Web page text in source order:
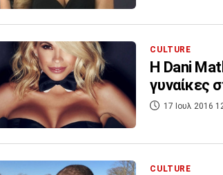
CULTURE
Η Dani
γυναίκες
17 Ιουλ 2016
CULTURE